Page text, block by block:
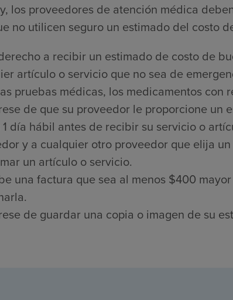
los proveedores de atención médica
no utilicen seguro un estimado del costo
a recibir un estimado de costo de
artículo o servicio que no sea de
pruebas médicas, los medicamentos con
de que su proveedor le proporcione un
1 día hábil antes de recibir su servicio o
y a cualquier otro proveedor que elija
un artículo o servicio.
una factura que sea al menos $400
de guardar una copia o imagen de su